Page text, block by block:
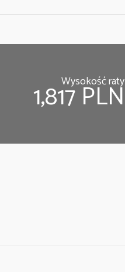
Wysokość raty
1,817 PLN